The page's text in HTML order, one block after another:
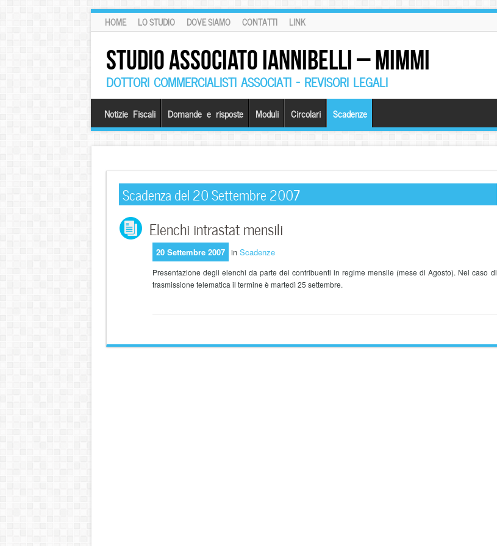
HOME LO STUDIO DOVE SIAMO CONTATTI LINK
STUDIO ASSOCIATO IANNIBELLI – MIMMI
DOTTORI COMMERCIALISTI ASSOCIATI – REVISORI LEGALI
Notizie Fiscali Domande e risposte Moduli Circolari Scadenze
Scadenza del 20 Settembre 2007
Elenchi intrastat mensili
20 Settembre 2007 in Scadenze
Presentazione degli elenchi da parte dei contribuenti in regime mensile (mese di Agosto). Nel caso di
trasmissione telematica il termine è martedì 25 settembre.